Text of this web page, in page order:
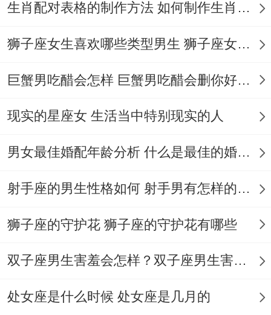
不丁冒出来的「海王」、那个夸你耳环好看
还顺手喂你吃寿司的家伙 也许另一点还需考
盛夏八月的致命吸引力,空调房里吃着冰西瓜
刷剧的射手绝对想不到, 小哥送错包裹都能
戏卡~楼上游戏宅男红着脸来认领 于是发现
时眼镜滑下鼻梁的瞬间~你冷不丁觉得智商
高的男生真性感！
生肖配对表格的制作方法 如何制作生肖配对表格
狮子座女生喜欢哪些类型男生 狮子座女生喜欢哪种男生
巨蟹男吃醋会怎样 巨蟹男吃醋会删你好友吗
现实的星座女 生活当中特别现实的人
男女最佳婚配年龄分析 什么是最佳的婚配年龄吗
射手座的男生性格如何 射手男有怎样的性格
狮子座的守护花 狮子座的守护花有哪些
双子座男生害羞会怎样？双子座男生害羞的表现 双子座男生害羞会怎么样
处女座是什么时候 处女座是几月的